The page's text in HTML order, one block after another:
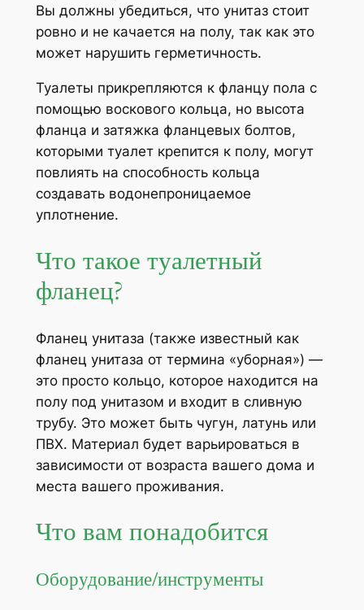
Вы должны убедиться, что унитаз стоит
ровно и не качается на полу, так как это
может нарушить герметичность.
Туалеты прикрепляются к фланцу пола с
помощью воскового кольца, но высота
фланца и затяжка фланцевых болтов,
которыми туалет крепится к полу, могут
повлиять на способность кольца
создавать водонепроницаемое
уплотнение.
Что такое туалетный
фланец?
Фланец унитаза (также известный как
фланец унитаза от термина «уборная») —
это просто кольцо, которое находится на
полу под унитазом и входит в сливную
трубу. Это может быть чугун, латунь или
ПВХ. Материал будет варьироваться в
зависимости от возраста вашего дома и
места вашего проживания.
Что вам понадобится
Оборудование/инструменты